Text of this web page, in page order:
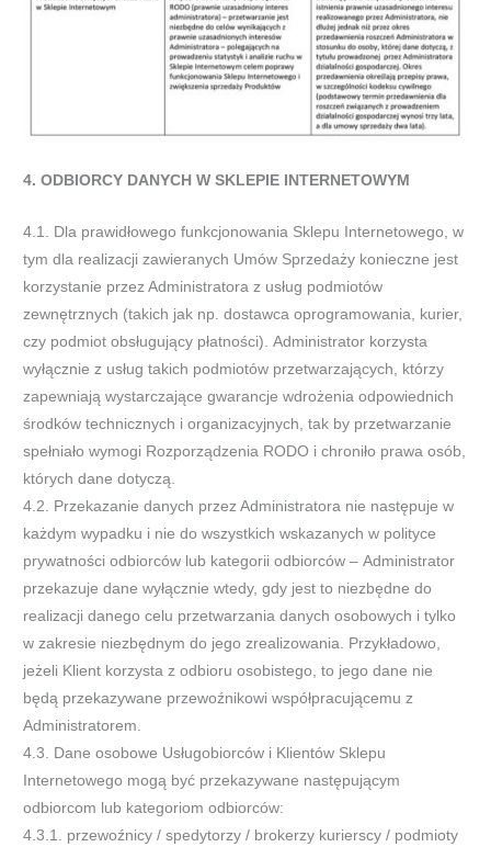
4. ODBIORCY DANYCH W SKLEPIE INTERNETOWYM
4.1. Dla prawidłowego funkcjonowania Sklepu Internetowego, w
tym dla realizacji zawieranych Umów Sprzedaży konieczne jest
korzystanie przez Administratora z usług podmiotów
zewnętrznych (takich jak np. dostawca oprogramowania, kurier,
czy podmiotobsługujący płatności). Administrator korzysta
wyłącznie z usług takich podmiotów przetwarzających, którzy
zapewniająwystarczające gwarancje wdrożenia odpowiednich
środków technicznych i organizacyjnych, tak by przetwarzanie
spełniałowymogi Rozporządzenia RODO i chroniło prawa osób,
których dane dotyczą.
4.2. Przekazanie danych przez Administratora nie następuje w
każdym wypadku i nie do wszystkich wskazanych w polityce
prywatności odbiorców lub kategorii odbiorców – Administrator
przekazuje dane wyłącznie wtedy, gdy jest to niezbędne do
realizacji danego celu przetwarzania danych osobowych i tylko
w zakresie niezbędnym do jego zrealizowania. Przykładowo,
jeżel i Klient korzysta z odbioru osobistego, to jego dane nie
będą przekazywane przewoźnikowi współpracującemu z
Administratorem.
4.3. Dane osobowe Usługobiorców i Klientów Sklepu
Internetowego mogą być przekazywane następującym
odbiorcom lub kategoriom odbiorców:
4.3.1. przewoźnicy / spedytorzy / brokerzy kurierscy / podmioty